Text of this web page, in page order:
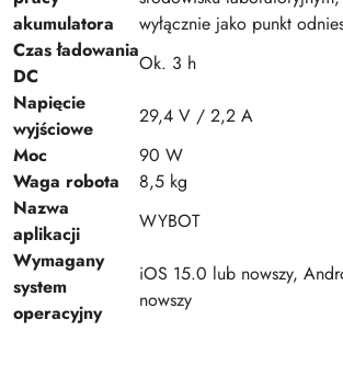
akumulatora
wyłącznie jako punkt
Czas ładowania
DC
Ok. 3 h
Napięcie
wyjściowe
29,4 V / 2,2 A
Moc
90 W
Waga robota
8,5 kg
Nazwa
aplikacji
WYBOT
Wymagany
system
operacyjny
iOS 15.0 lub nowszy,
nowszy